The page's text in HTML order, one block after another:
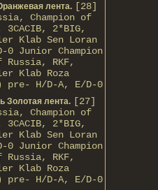
лента. [28]
Champion of
2*BIG,
Klab Sen Loran
0 Junior Champion
Russia, RKF,
Klab Roza
H/D-A, E/D-0
Золотая лента. [27]
Champion of
2*BIG,
Klab Sen Loran
0 Junior Champion
Russia, RKF,
Klab Roza
H/D-A, E/D-0